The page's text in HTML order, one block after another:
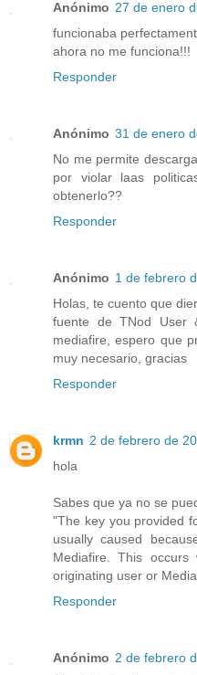
Anónimo 27 de enero
funcionaba
ahora no me funciona!!!
Responder
Anónimo 31 de enero
No me permite
por violar laas
obtenerlo??
Responder
Anónimo 1 de febrero
Holas, te cuento que
fuente de TNod User
mediafire, espero que
muy necesario, gracias
Responder
krmn 2 de febrero de
hola
Sabes que ya no se
"The key you provided
usually caused
Mediafire. This
originating user or
Responder
Anónimo 2 de febrero